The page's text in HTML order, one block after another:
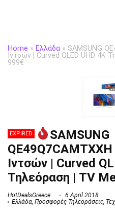
Home » Ελλάδα » SAMSUNG
Ιντσών | Curved QLED UHD 4K
999€
EXPIRED
SAMSUNG
Ιντσών | Curved
Τηλεόραση | TV
HotDealsGreece
6 April 2018
Ελλάδα, Προσφορές Τηλεοράσεις,